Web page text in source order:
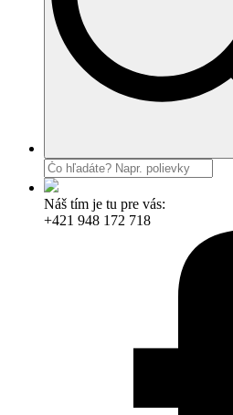
Náš tím je tu pre vás:
+421 948 172 718